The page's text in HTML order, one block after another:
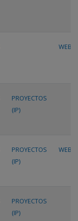
WEB
PROYECTOS
(IP)
PROYECTOS
(IP)
WEB
PROYECTOS
(IP)